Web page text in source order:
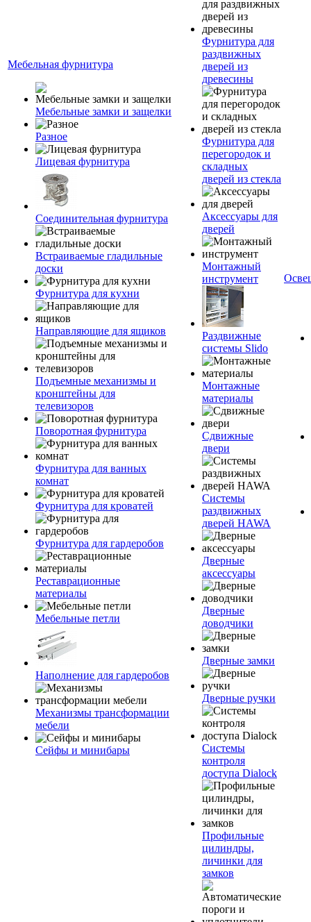
Мебельная фурнитура
Мебельные замки и защелки
Разное
Лицевая фурнитура
Соединительная фурнитура
Встраиваемые гладильные
доски
Фурнитура для кухни
Направляющие для ящиков
Подъемные механизмы и
кронштейны для
телевизоров
Поворотная фурнитура
Фурнитура для ванных
комнат
Фурнитура для кроватей
Фурнитура для гардеробов
Реставрационные
материалы
Мебельные петли
Наполнение для гардеробов
Механизмы трансформации
мебели
Сейфы и минибары
Фурнитура для
раздвижных
дверей из
древесины
Фурнитура для
перегородок и
складных
дверей из стекла
Аксессуары для
дверей
Монтажный
инструмент
Раздвижные
системы Slido
Монтажные
материалы
Сдвижные
двери
Системы
раздвижных
дверей HAWA
Дверные
аксессуары
Дверные
доводчики
Дверные замки
Дверные ручки
Системы
контроля
доступа Dialock
Профильные
цилиндры,
личинки для
замков